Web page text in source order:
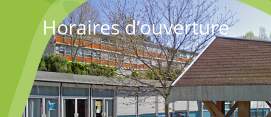
Horaires d’ouverture